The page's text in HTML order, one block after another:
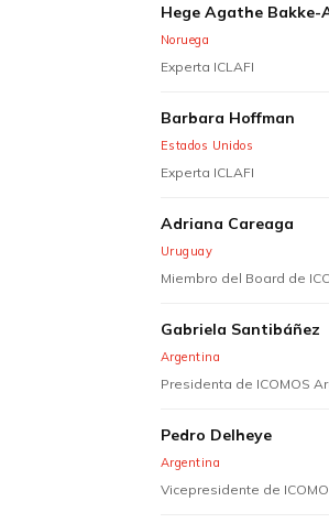
Hege Agathe Bakke-
Noruega
Experta ICLAFI
Barbara Hoffman
Estados Unidos
Experta ICLAFI
Adriana Careaga
Uruguay
Miembro del Board de
Gabriela Santibáñez
Argentina
Presidenta de ICOMOS
Pedro Delheye
Argentina
Vicepresidente de